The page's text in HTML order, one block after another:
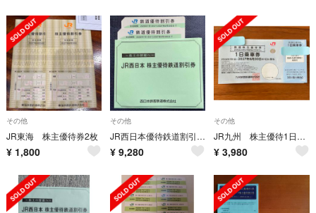
その他
JR東海 株主優待券2枚
¥ 1,800
その他
JR西日本優待鉄道割引券：2枚
¥ 9,280
その他
JR九州 株主優待1日乗車券 1枚
¥ 3,980